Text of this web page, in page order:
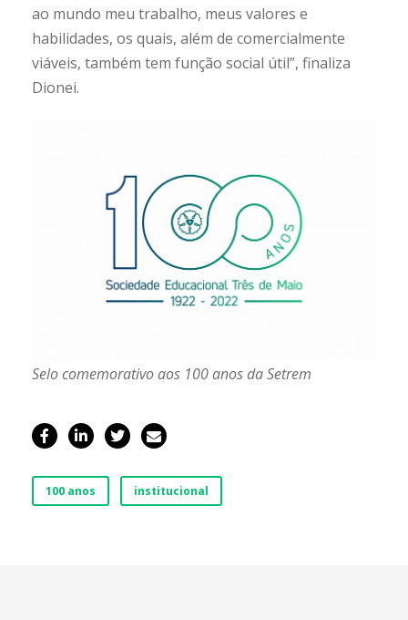
ao mundo meu trabalho, meus valores e
habilidades, os quais, além de comercialmente
viáveis, também tem função social útil”, finaliza
Dionei.
Selo comemorativo aos 100 anos da Setrem
100 anos institucional